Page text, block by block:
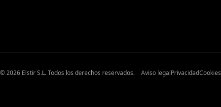
© 2026 Elstir S.L. Todos los derechos reservados. Aviso legalPrivacidadCookies